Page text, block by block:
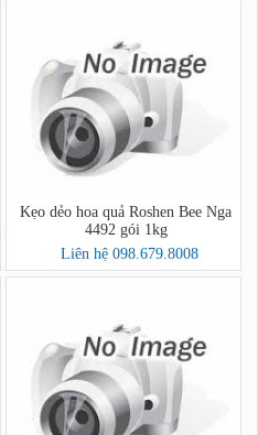
Kẹo dẻo hoa quả Roshen Bee Nga
4492 gói 1kg
Liên hệ 098.679.8008